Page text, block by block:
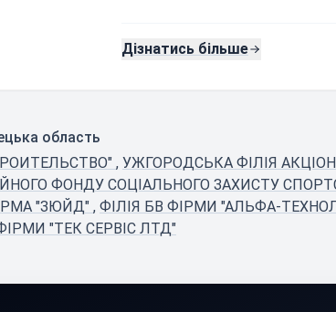
Дізнатись більше
область
, УЖГОРОДСЬКА ФІЛІЯ
ФОНДУ СОЦІАЛЬНОГО ЗАХИСТУ
"ЗЮЙД" , ФІЛІЯ БВ ФІРМИ "АЛЬФА-
"ТЕК СЕРВІС ЛТД"